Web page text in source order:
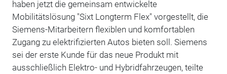
haben jetzt die gemeinsam entwickelte
Mobilitätslösung "Sixt Longterm Flex" vorgestellt, die
Siemens-Mitarbeitern flexiblen und komfortablen
Zugang zu elektrifizierten Autos bieten soll. Siemens
sei der erste Kunde für das neue Produkt mit
ausschließlich Elektro- und Hybridfahrzeugen, teilte